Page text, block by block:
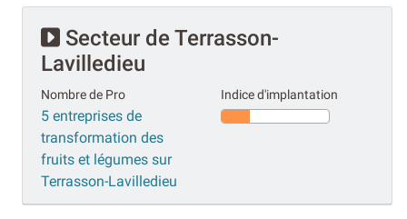
Secteur de Terrasson-
Lavilledieu
Nombre de Pro
5 entreprises de
transformation des
fruits et légumes sur
Terrasson-Lavilledieu
Indice d'implantation